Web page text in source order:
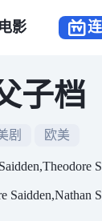
电影
子档
剧 欧美
Saidden,Nathan